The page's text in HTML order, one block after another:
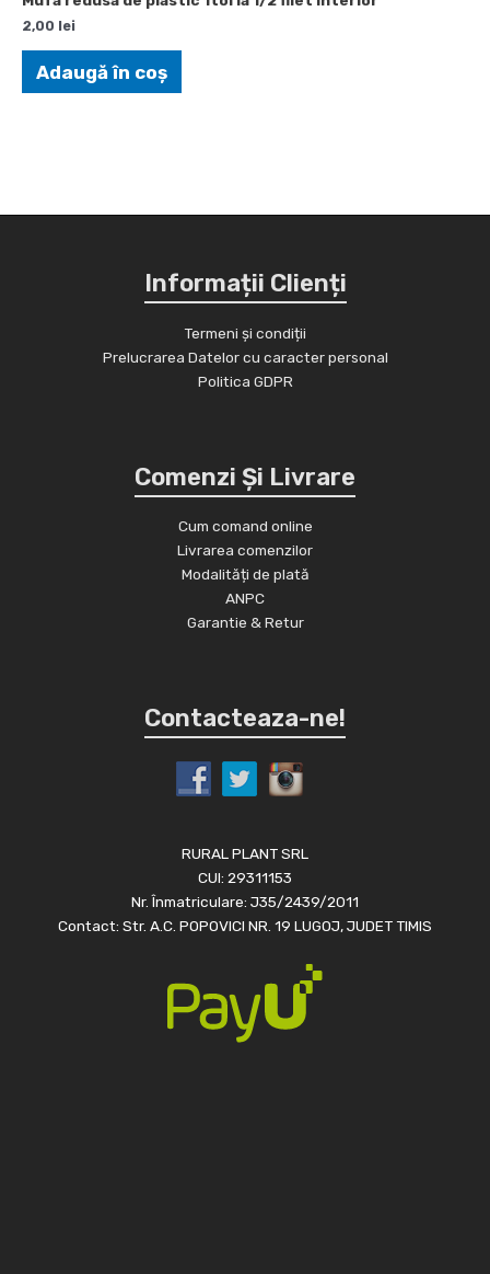
2,00 lei
Adaugă în coș
Informații Clienți
Termeni și condiții
Prelucrarea Datelor cu caracter personal
Politica GDPR
Comenzi Și Livrare
Cum comand online
Livrarea comenzilor
Modalități de plată
ANPC
Garantie & Retur
Contacteaza-ne!
RURAL PLANT SRL
CUI: 29311153
Nr. Înmatriculare: J35/2439/2011
Contact: Str. A.C. POPOVICI NR. 19 LUGOJ, JUDET TIMIS